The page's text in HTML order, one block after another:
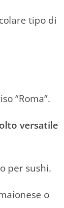
tipo di
“Roma”.
versatile
per sushi.
o